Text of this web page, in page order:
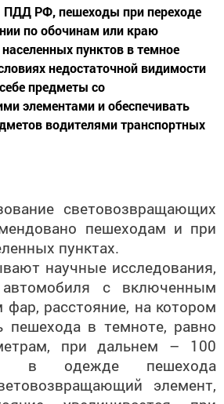
по обочинам или краю
пунктов в темное
недостаточной видимости
предметы со
элементами и обеспечивать
водителями транспортных
пешеходам и при
пунктах.
научные исследования,
с включенным
расстояние, на котором
пешехода в темноте, равно
при дальнем – 100
в одежде пешехода
элемент,
увеличивается при